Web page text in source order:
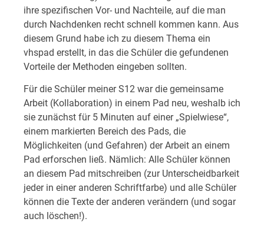
ihre spezifischen Vor- und Nachteile, auf die man
durch Nachdenken recht schnell kommen kann. Aus
diesem Grund habe ich zu diesem Thema ein
vhspad erstellt, in das die Schüler die gefundenen
Vorteile der Methoden eingeben sollten.
Für die Schüler meiner S12 war die gemeinsame
Arbeit (Kollaboration) in einem Pad neu, weshalb ich
sie zunächst für 5 Minuten auf einer „Spielwiese“,
einem markierten Bereich des Pads, die
Möglichkeiten (und Gefahren) der Arbeit an einem
Pad erforschen ließ. Nämlich: Alle Schüler können
an diesem Pad mitschreiben (zur Unterscheidbarkeit
jeder in einer anderen Schriftfarbe) und alle Schüler
können die Texte der anderen verändern (und sogar
auch löschen!).